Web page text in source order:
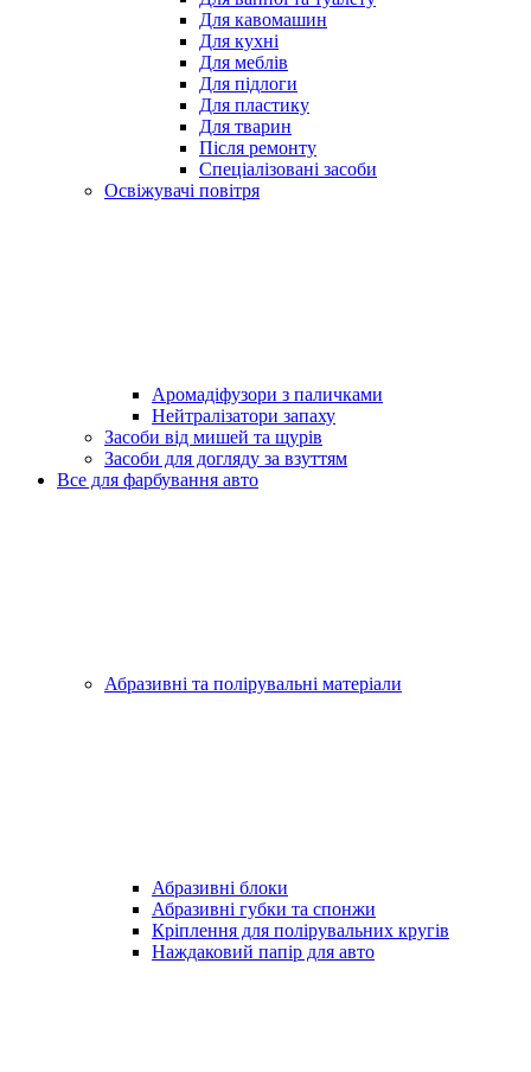
Для кавомашин
Для кухні
Для меблів
Для підлоги
Для пластику
Для тварин
Після ремонту
Спеціалізовані засоби
Освіжувачі повітря
Аромадіфузори з паличками
Нейтралізатори запаху
Засоби від мишей та щурів
Засоби для догляду за взуттям
Все для фарбування авто
Абразивні та полірувальні матеріали
Абразивні блоки
Абразивні губки та спонжи
Кріплення для полірувальних кругів
Наждаковий папір для авто